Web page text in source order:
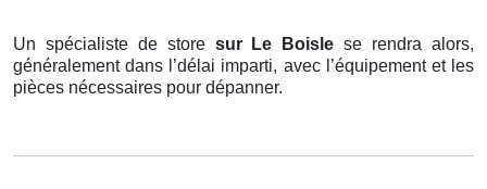
Un spécialiste de store sur Le Boislese rendra alors,
généralement dans l’délai imparti, avec l’équipement et les
pièces nécessaires pour dépanner.